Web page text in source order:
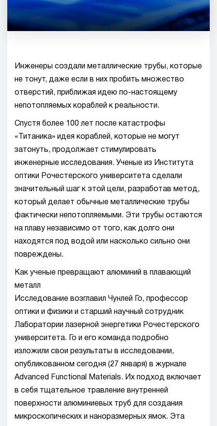
Инженеры создали металлические трубы, которые
не тонут, даже если в них пробить множество
отверстий, приближая идею по-настоящему
непотопляемых кораблей к реальности.
Спустя более 100 лет после катастрофы
«Титаника» идея кораблей, которые не могут
затонуть, продолжает стимулировать
инженерные исследования. Ученые из Института
оптики Рочестерского университета сделали
значительный шаг к этой цели, разработав метод,
который делает обычные металлические трубы
фактически непотопляемыми. Эти трубы остаются
на плаву независимо от того, как долго они
находятся под водой или насколько сильно они
повреждены.
Как ученые превращают алюминий в плавающий
металл
Исследование возглавил Чунлей Го, профессор
оптики и физики и старший научный сотрудник
Лаборатории лазерной энергетики Рочестерского
университета. Го и его команда подробно
изложили свои результаты в исследовании,
опубликованном сегодня (27 января) в журнале
Advanced Functional Materials. Их подход включает
в себя тщательное травление внутренней
поверхности алюминиевых труб для создания
микроскопических и наноразмерных ямок. Эта